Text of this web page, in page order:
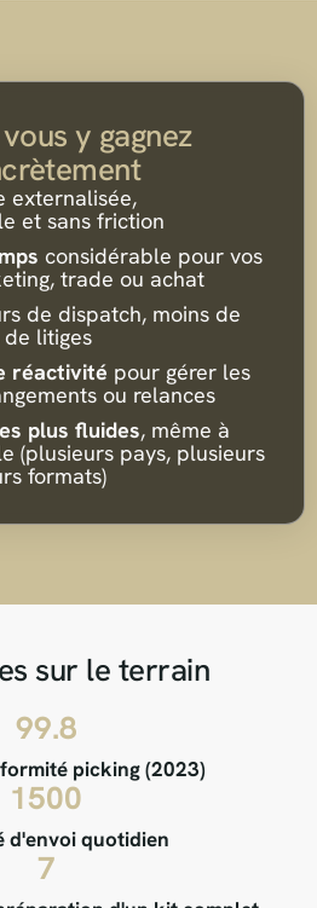
y gagnez
externalisée,
et sans friction
considérable pour vos
trade ou achat
de dispatch, moins de
litiges
réactivité pour gérer les
ou relances
plus fluides, même à
(plusieurs pays, plusieurs
formats)
sur le terrain
99.8
picking (2023)
1500
d'envoi quotidien
7